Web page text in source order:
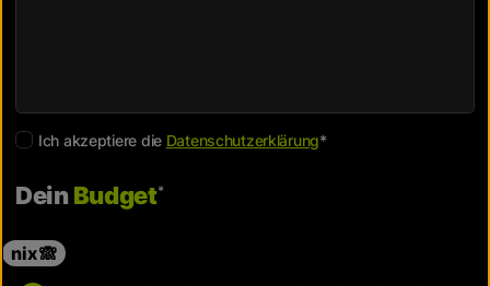
Ich akzeptiere die Datenschutzerklärung*
DeinBudget*
nix 🙈